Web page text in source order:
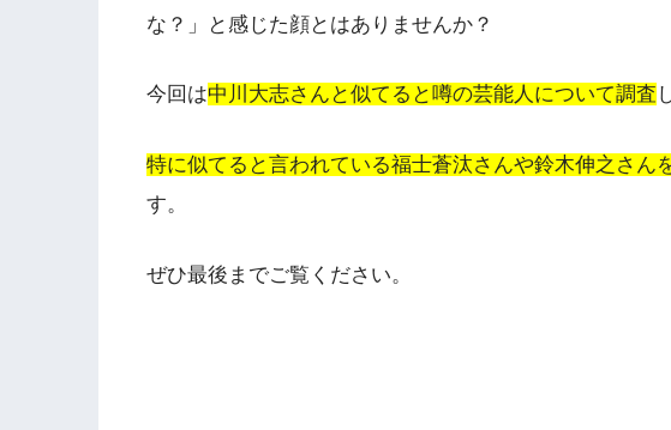
な？」と感じた顔とはありませんか？
今回は中川大志さんと似てると噂の芸能人について調査
特に似てると言われている福士蒼汰さんや鈴木伸之さん
す。
ぜひ最後までご覧ください。